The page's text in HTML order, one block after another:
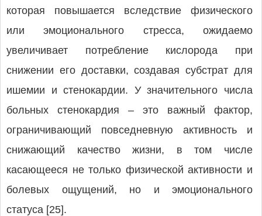
которая повышается вследствие физического
или эмоционального стресса, ожидаемо
увеличивает потребление кислорода при
снижении его доставки, создавая субстрат для
ишемии и стенокардии. У значительного числа
больных стенокардия – это важный фактор,
ограничивающий повседневную активность и
снижающий качество жизни, в том числе
касающееся не только физической активности и
болевых ощущений, но и эмоционального
статуса [25].